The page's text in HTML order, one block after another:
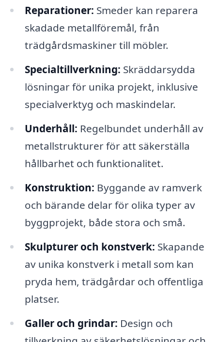
Reparationer: Smeder kan reparera
skadade metallföremål, från
trädgårdsmaskiner till möbler.
Specialtillverkning: Skräddarsydda
lösningar för unika projekt, inklusive
specialverktyg och maskindelar.
Underhåll: Regelbundet underhåll av
metallstrukturer för att säkerställa
hållbarhet och funktionalitet.
Konstruktion: Byggande av ramverk
och bärande delar för olika typer av
byggprojekt, både stora och små.
Skulpturer och konstverk: Skapande
av unika konstverk i metall som kan
pryda hem, trädgårdar och offentliga
platser.
Galler och grindar: Design och